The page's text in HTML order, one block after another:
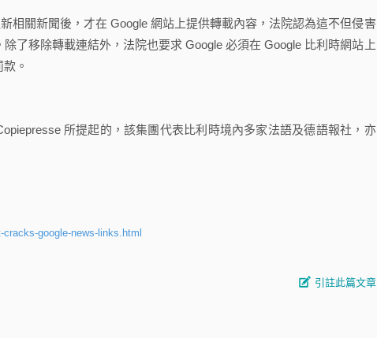
相關新聞後，才在 Google 網站上提供轉載內容，法院認為這不但侵害
了移除轉載連結外，法院也要求 Google 必須在 Google 比利時網站上
。
所提起的，該集團代表比利時境內多家法語及德語報社，亦
google-news-links.html
引註此篇文章